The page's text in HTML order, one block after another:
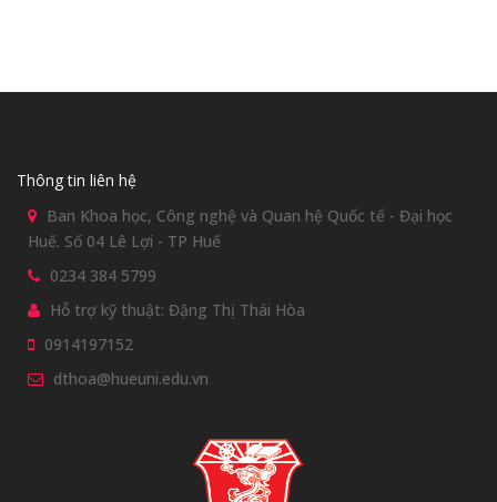
Thông tin liên hệ
Ban Khoa học, Công nghệ và Quan hệ Quốc tế - Đại học
Huế. Số 04 Lê Lợi - TP Huế
0234 384 5799
Hỗ trợ kỹ thuật: Đặng Thị Thái Hòa
0914197152
dthoa@hueuni.edu.vn